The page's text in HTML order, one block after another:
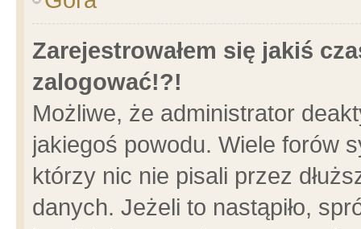
Zarejestrowałem się jakiś
zalogować!?!
Możliwe, że administrator
jakiegoś powodu. Wiele forów
którzy nic nie pisali przez
danych. Jeżeli to nastąpiło,